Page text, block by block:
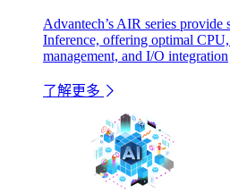
Advantech’s AIR series
Inference, offering optimal
management, and I/O integration
了解更多